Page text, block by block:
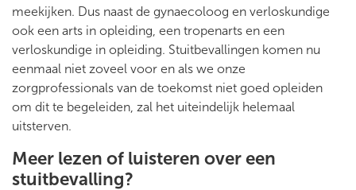
meekijken. Dus naast de gynaecoloog en verloskundige
ook een arts in opleiding, een tropenarts en een
verloskundige in opleiding. Stuitbevallingen komen nu
eenmaal niet zoveel voor en als we onze
zorgprofessionals van de toekomst niet goed opleiden
om dit te begeleiden, zal het uiteindelijk helemaal
uitsterven.
Meer lezen of luisteren over een
stuitbevalling?